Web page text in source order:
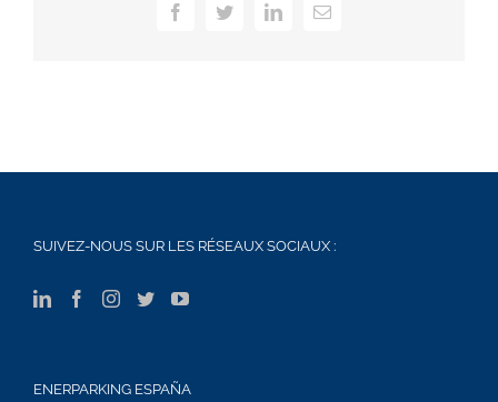
FacebookTwitterLinkedInEmail
SUIVEZ-NOUS SUR LES RÉSEAUX SOCIAUX :
ENERPARKING ESPAÑA